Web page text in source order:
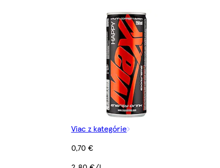
Viac z kategórie
0,70 €